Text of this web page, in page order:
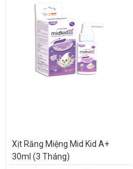
Xịt Răng Miệng Mid Kid A+
30ml (3 Tháng)